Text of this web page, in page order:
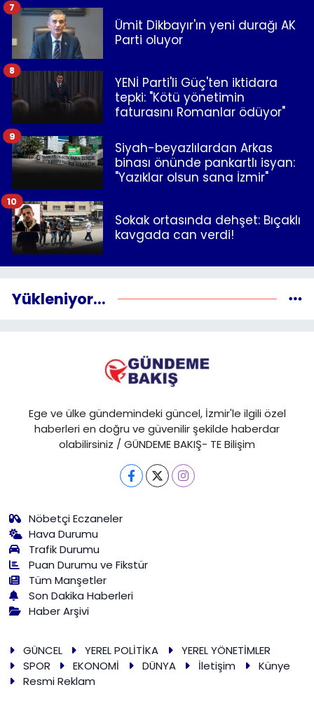
Ümit Dikbayır'ın yeni durağı AK
Parti oluyor
7
YENİ Parti'li Güç'ten iktidara
tepki: "Kötü yönetimin
faturasını Romanlar ödüyor"
8
Siyah-beyazlılardan Arkas
binası önünde pankartlı isyan:
"Yazıklar olsun sana İzmir"
9
Sokak ortasında dehşet: Bıçaklı
kavgada can verdi!
10
Yükleniyor...
Ege ve ülke gündemindeki güncel, İzmir'le ilgili özel
haberleri en doğru ve güvenilir şekilde haberdar
olabilirsiniz / GÜNDEME BAKIŞ- TE Bilişim
Nöbetçi Eczaneler
Hava Durumu
Trafik Durumu
Puan Durumu ve Fikstür
Tüm Manşetler
Son Dakika Haberleri
Haber Arşivi
GÜNCEL YEREL POLİTİKA
YEREL YÖNETİMLER
SPOR
EKONOMİ DÜNYA İletişim
Künye
Resmi Reklam